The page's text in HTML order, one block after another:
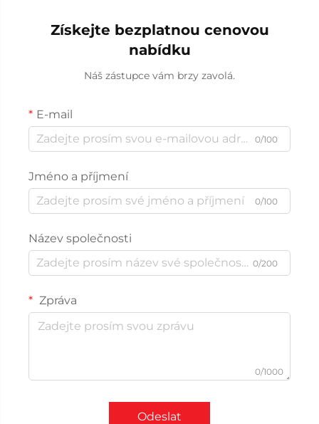
Získejte bezplatnou cenovou
nabídku
Náš zástupce vám brzy zavolá.
E-mail
0/100
Jméno a příjmení
0/100
Název společnosti
0/200
Zpráva
0/1000
Odeslat